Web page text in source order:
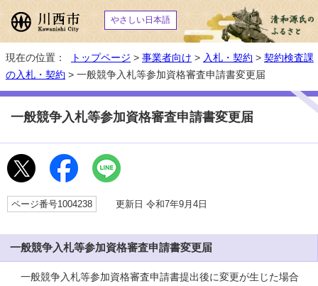
やさしい日本語
現在の位置： トップページ > 事業者向け > 入札・契約 > 契約検査課
の入札・契約 > 一般競争入札等参加資格審査申請書変更届
一般競争入札等参加資格審査申請書変更届
ページ番号1004238 更新日 令和7年9月4日
一般競争入札等参加資格審査申請書変更届
一般競争入札等参加資格審査申請書提出後に変更が生じた場合